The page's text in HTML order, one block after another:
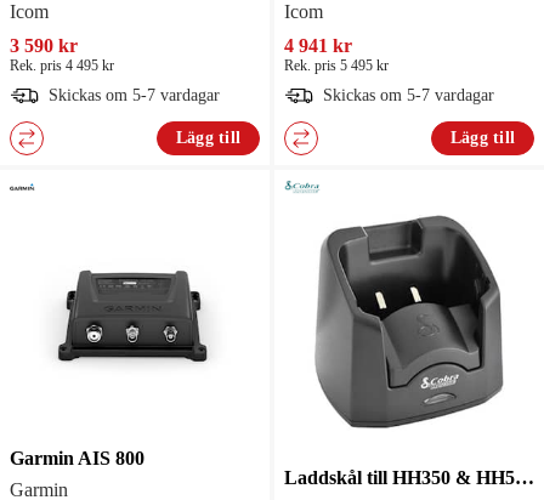
Icom
3 590 kr
Rek. pris 4 495 kr
Skickas om 5-7 vardagar
Lägg till
Icom
4 941 kr
Rek. pris 5 495 kr
Skickas om 5-7 vardagar
Lägg till
Garmin AIS 800
Garmin
Laddskål till HH350 & HH500 Cobra